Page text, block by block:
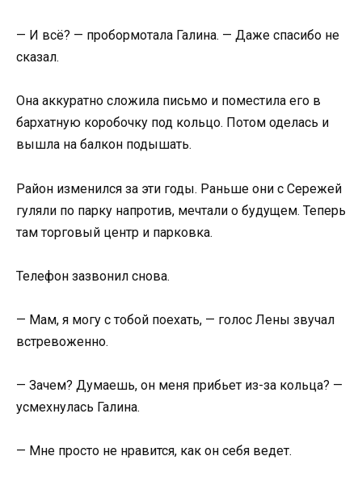
— И всё? — пробормотала Галина. — Даже спасибо не
сказал.
Она аккуратно сложила письмо и поместила его в
бархатную коробочку под кольцо. Потом оделась и
вышла на балкон подышать.
Район изменился за эти годы. Раньше они с Сережей
гуляли по парку напротив, мечтали о будущем. Теперь
там торговый центр и парковка.
Телефон зазвонил снова.
— Мам, я могу с тобой поехать, — голос Лены звучал
встревоженно.
— Зачем? Думаешь, он меня прибьет из-за кольца? —
усмехнулась Галина.
— Мне просто не нравится, как он себя ведет.